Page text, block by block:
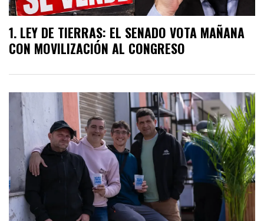
LEY DE TIERRAS: EL SENADO VOTA MAÑANA
CON MOVILIZACIÓN AL CONGRESO